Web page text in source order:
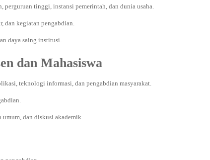
perguruan tinggi, instansi pemerintah, dan dunia usaha.
dan kegiatan pengabdian.
daya saing institusi.
dan Mahasiswa
teknologi informasi, dan pengabdian masyarakat.
dan diskusi akademik.